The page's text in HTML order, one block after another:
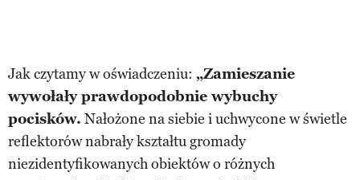
Jak czytamy w oświadczeniu: „Zamieszanie
wywołały prawdopodobnie wybuchy
pocisków. Nałożone na siebie i uchwycone w świetle
reflektorów nabrały kształtu gromady
niezidentyfikowanych obiektów o różnych